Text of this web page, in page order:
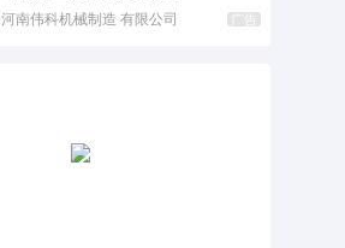
河南伟科机械制造 有限公司 广告